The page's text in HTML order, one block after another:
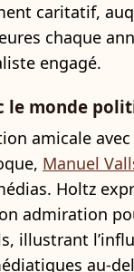
caritatif,
chaque
engagé.
le monde
amicale
Manuel
Holtz
admiration
illustrant
au-